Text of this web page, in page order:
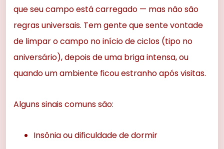
que seu campo está carregado — mas não são
regras universais. Tem gente que sente vontade
de limpar o campo no início de ciclos (tipo no
aniversário), depois de uma briga intensa, ou
quando um ambiente ficou estranho após visitas.
Alguns sinais comuns são:
Insônia ou dificuldade de dormir